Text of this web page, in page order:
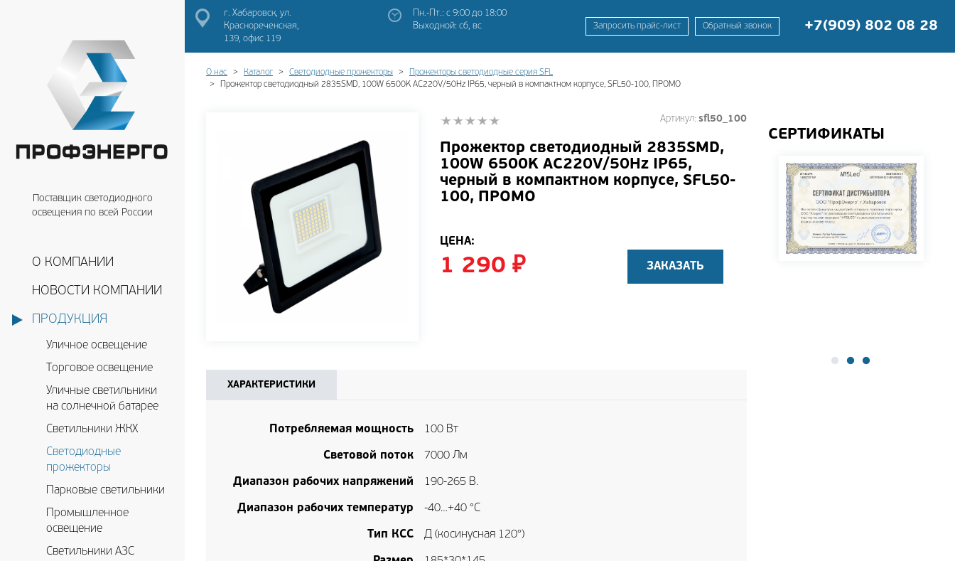
Поставщик светодиодного
освещения по всей России
О КОМПАНИИ
НОВОСТИ КОМПАНИИ
ПРОДУКЦИЯ
Уличное освещение
Торговое освещение
Уличные светильники
на солнечной батарее
Светильники ЖКХ
Светодиодные
прожекторы
Парковые светильники
Промышленное
освещение
Светильники АЗС
г. Хабаровск, ул.
Краснореченская,
139, офис 119
Пн.-Пт.: с 9:00 до 18:00
Выходной: сб, вс
+7(909) 802 08 28
Запросить прайс-лист Обратный звонок
О нас Каталог Светодиодные прожекторы
Прожекторы светодиодные серия SFL
Прожектор светодиодный 2835SMD, 100W 6500K AC220V/50Hz IP65, черный в компактном корпусе, SFL50-100, ПРОМО
Артикул: sfl50_100
Прожектор светодиодный 2835SMD,
100W 6500K AC220V/50Hz IP65,
черный в компактном корпусе, SFL50-
100, ПРОМО
ЦЕНА:
1 290 ₽ ЗАКАЗАТЬ
ХАРАКТЕРИСТИКИ
Потребляемая мощность 100 Вт
Световой поток 7000 Лм
Диапазон рабочих напряжений 190-265 В.
Диапазон рабочих температур -40…+40 °С
Тип КСС Д (косинусная 120°)
СЕРТИФИКАТЫ